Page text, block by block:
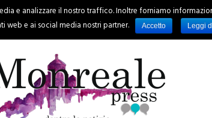
REGIONE EVENTI RUBRICHE SPORT
e analizzare il nostro traffico. Inoltre forniamo
web e ai social media nostri partner.
Accetto Leggi